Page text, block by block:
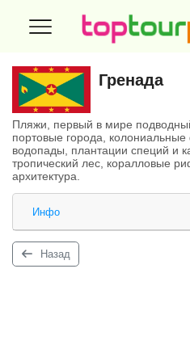
Гренада
Пляжи, первый в мире
портовые города,
водопады, плантации специй и
тропический лес, коралловые
архитектура.
Инфо
Назад